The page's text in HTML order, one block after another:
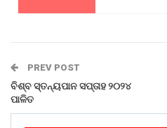
PREV POST
ବିଶ୍ବ ସ୍ତନ୍ୟପାନ ସପ୍ତାହ ୨୦୨୪
ପାଳିତ